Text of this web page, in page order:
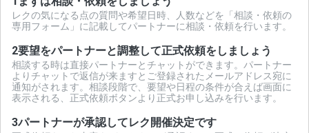
レクの気になる点の質問や希望日時、人数などを「相談・依頼の
専用フォーム」に記載してパートナーに相談・依頼を行います。
2要望をパートナーと調整して正式依頼をしましょう
相談する時は直接パートナーとチャットができます。パートナー
よりチャットで返信が来ますとご登録されたメールアドレス宛に
通知がされます。相談段階で、要望や日程の条件が合えば画面に
表示される、正式依頼ボタンより正式お申し込みを行います。
3パートナーが承認してレク開催決定です